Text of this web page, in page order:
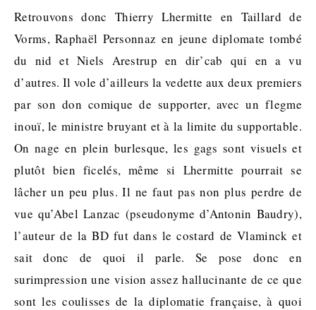
Retrouvons donc Thierry Lhermitte en Taillard de
Vorms, Raphaël Personnaz en jeune diplomate tombé
du nid et Niels Arestrup en dir’cab qui en a vu
d’autres. Il vole d’ailleurs la vedette aux deux premiers
par son don comique de supporter, avec un flegme
inouï, le ministre bruyant et à la limite du supportable.
On nage en plein burlesque, les gags sont visuels et
plutôt bien ficelés, même si Lhermitte pourrait se
lâcher un peu plus. Il ne faut pas non plus perdre de
vue qu’Abel Lanzac (pseudonyme d’Antonin Baudry),
l’auteur de la BD fut dans le costard de Vlaminck et
sait donc de quoi il parle. Se pose donc en
surimpression une vision assez hallucinante de ce que
sont les coulisses de la diplomatie française, à quoi